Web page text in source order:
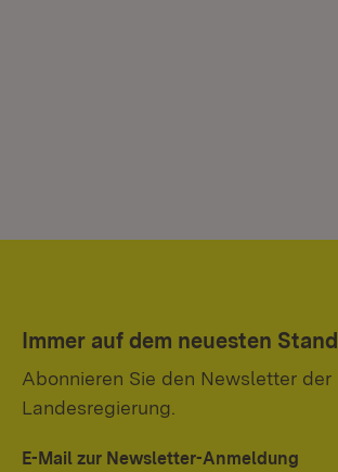
Immer auf dem neuesten Stand
Abonnieren Sie den Newsletter der
Landesregierung.
E-Mail zur Newsletter-Anmeldung